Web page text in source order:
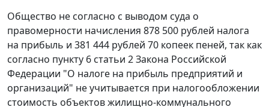
Общество не согласно с выводом суда о
правомерности начисления 878 500 рублей налога
на прибыль и 381 444 рублей 70 копеек пеней, так как
согласно пункту 6 статьи 2Закона Российской
Федерации "О налоге на прибыль предприятий и
организаций" не учитывается при налогообложении
стоимость объектов жилищно-коммунального